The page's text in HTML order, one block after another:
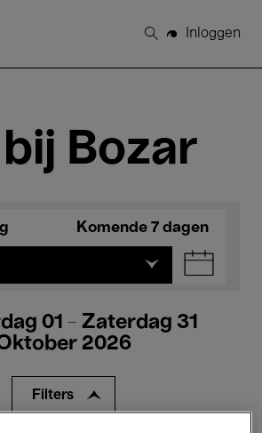
Zoeken
Inloggen
bij Bozar
Komende 7 dagen
01 - Zaterdag 31
2026
Filters